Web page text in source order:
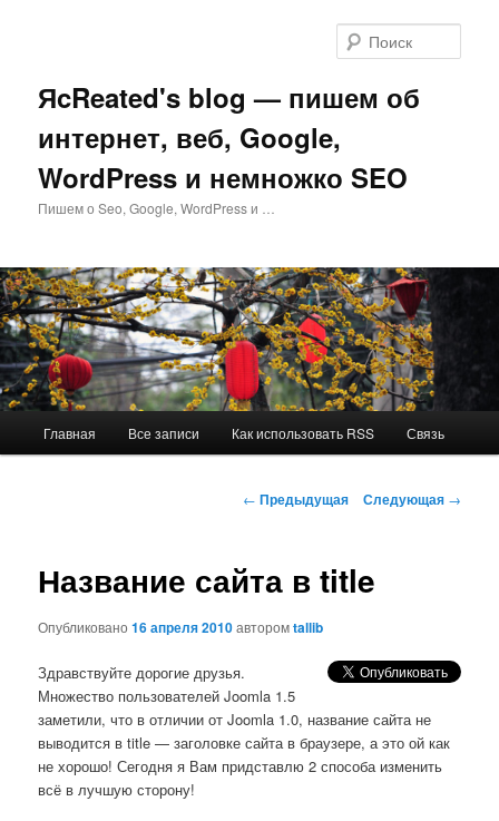
ЯcReated's blog — пишем об
интернет, веб, Google,
WordPress и немножко SEO
Пишем о Seo, Google, WordPress и …
Главная Все записи Как использовать RSS Связь
Навигация
← Предыдущая Следующая →
Название сайта в title
Опубликовано16 апреля 2010авторомtallib
Здравствуйте дорогие друзья.
Множество пользователей Joomla 1.5
заметили, что в отличии от Joomla 1.0, название сайта не
выводится в title — заголовке сайта в браузере, а это ой как
не хорошо! Сегодня я Вам придставлю 2 способа изменить
всё в лучшую сторону!